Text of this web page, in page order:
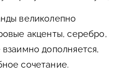
великолепно
акценты, серебро,
дополняется,
сочетание.